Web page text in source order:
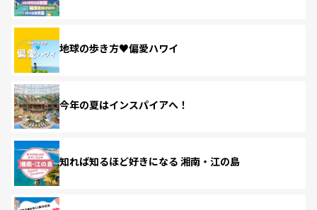
地球の歩き方♥偏愛ハワイ
今年の夏はインスパイアへ！
知れば知るほど好きになる 湘南・江の島